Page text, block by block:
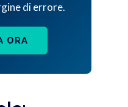
di errore.
ORA